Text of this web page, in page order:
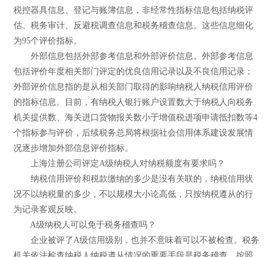
税控器具信息、登记与账簿信息，非经常性指标信息包括纳税评
估、税务审计、反避税调查信息和税务稽查信息。这些信息细化
为95个评价指标。
外部信息包括外部参考信息和外部评价信息。外部参考信息
包括评价年度相关部门评定的优良信用记录以及不良信用记录；
外部评价信息指的是从相关部门取得的影响纳税人纳税信用评价
的指标信息。目前，有纳税人银行账户设置数大于纳税人向税务
机关提供数、海关进口货物报关数小于增值税进项申请抵扣数等4
个指标参与评价，后续税务总局将根据社会信用体系建设发展情
况逐步增加外部信息评价指标。
上海注册公司评定A级纳税人对纳税额度有要求吗？
纳税信用评价和税款缴纳的多少是没有关联的，纳税信用状
况不以纳税量的多少，不以规模大小论高低，只按纳税遵从的行
为记录客观反映。
A级纳税人可以免于税务稽查吗？
企业被评了A级信用级别，也并不意味着可以不被检查。税务